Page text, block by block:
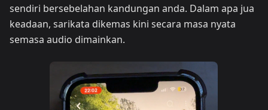
sendiri bersebelahan kandungan anda. Dalam apa jua
keadaan, sarikata dikemas kini secara masa nyata
semasa audio dimainkan.